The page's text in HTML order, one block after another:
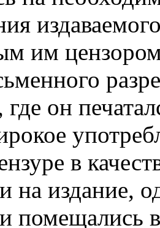
им
где он
в
на издание,
помещались